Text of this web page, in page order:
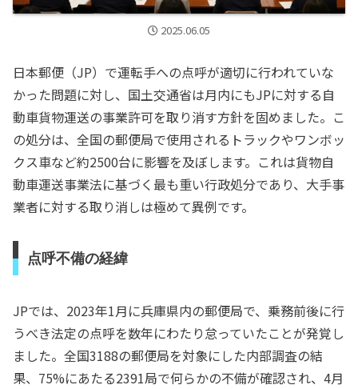
2025.06.05
日本郵便（JP）で運転手への点呼が適切に行われていな
かった問題に対し、国土交通省は月内にもJPに対する自
動車貨物運送の事業許可を取り消す方針を固めました。こ
の処分は、全国の郵便局で使用されるトラックやワンボッ
クス車など約2500台に影響を及ぼします。これは貨物自
動車運送事業法に基づく最も重い行政処分であり、大手事
業者に対する取り消しは極めて異例です。
点呼不備の経緯
JPでは、2023年1月に兵庫県内の郵便局で、乗務前後に行
うべき法定の点呼を数年にわたり怠っていたことが発覚し
ました。全国3188の郵便局を対象にした内部調査の結
果、75%にあたる2391局で何らかの不備が確認され、4月